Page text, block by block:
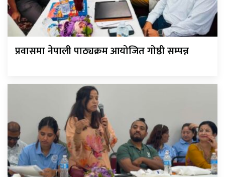
प्रवासमा नेपाली पाठ्यक्रम आयोजित गोष्ठी सम्पन्न